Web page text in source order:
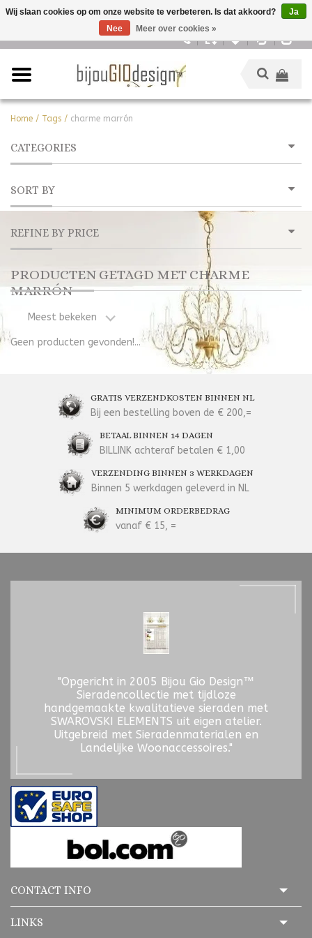
Home / Tags / charme marrón
CATEGORIES
SORT BY
REFINE BY PRICE
PRODUCTEN GETAGD MET CHARME
MARRÓN
Meest bekeken
Geen producten gevonden!...
GRATIS VERZENDKOSTEN BINNEN NL
Bij een bestelling boven de € 200,=
BETAAL BINNEN 14 DAGEN
BILLINK achteraf betalen € 1,00
VERZENDING BINNEN 3 WERKDAGEN
Binnen 5 werkdagen geleverd in NL
MINIMUM ORDERBEDRAG
vanaf € 15, =
"Opgericht in 2005 Bijou Gio Design™
Sieradencollectie met tijdloze
handgemaakte kwalitatieve sieraden met
SWAROVSKI ELEMENTS uit eigen atelier.
Uitgebreid met Sieradenmaterialen en
Landelijke Woonaccessoires."
CONTACT INFO
LINKS
Wij slaan cookies op om onze website te verbeteren. Is dat akkoord?
Ja
Nee
Meer over cookies »